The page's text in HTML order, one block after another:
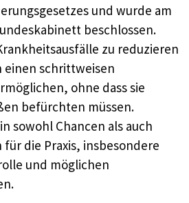
und wurde am
beschlossen.
zu reduzieren
schrittweisen
ohne dass sie
befürchten müssen.
sowohl Chancen als auch
die Praxis, insbesondere
und möglichen